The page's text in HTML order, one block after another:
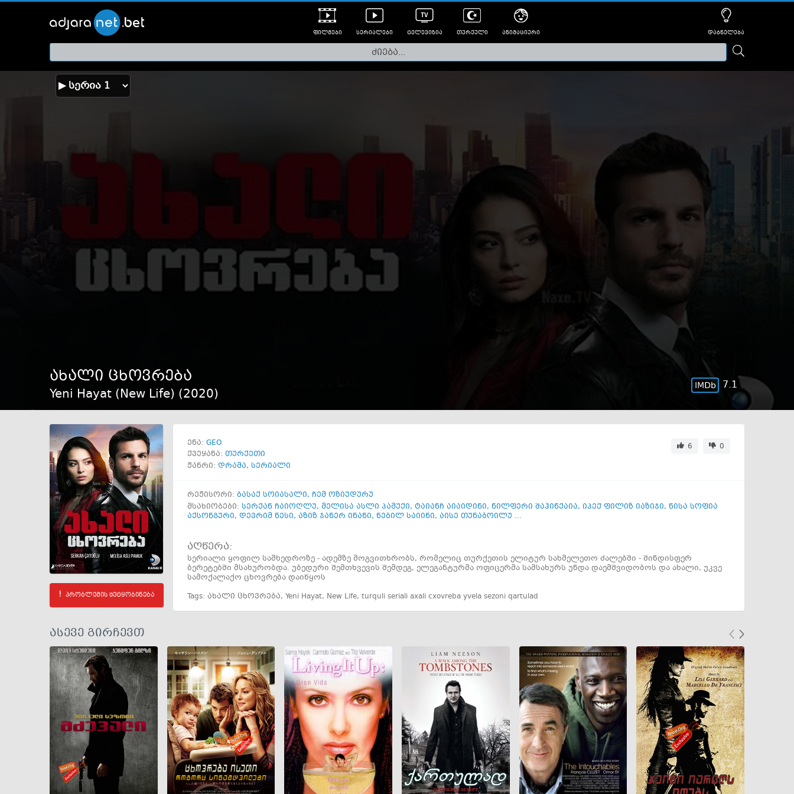
ფილმები
თრეილერები
სერიალები ტელევიზია თურქული ანიმაციური დაბნელება
ახალი ცხოვრება
Yeni Hayat (New Life) (2020)
7.1
პრობლემის შეტყობინება
ენა: GEO
ქვეყანა: თურქეთი
6
0
ჟანრი: დრამა, სერიალი
რეჟისორი: ბასაქ სოიასალი, ჩემ ოზიუდურუ
მსახიობები: სერქან ჩაიოღლუ, მელისა ასლი პამუქი, ტაიანჩ აიაიდინი, ნილფერი შაჰინქაია, იპექ ფილიზ იაზიჯი, ნისა სოფია
აქსონგური, დევრიმ ნესი, აზიზ ჯანერ ინანი, ნებილ საიინი, აისე თუნაბოილუ ...
აღწერა:
სერიალი ყოფილ სამხედროზე - ადემზე მოგვითხრობს, რომელიც თურქეთის ელიტურ სახმელეთო ძალებში - შინდისფერ
ბერეტებში მსახურობდა. უბედური შემთხვევის შემდეგ, ელეგანტურმა ოფიცერმა სამსახურს უნდა დაემშვიდობოს და ახალი, უკვე
სამოქალაქო ცხოვრება დაიწყოს
Tags: ახალი ცხოვრება, Yeni Hayat, New Life, turquli seriali axali cxovreba yvela sezoni qartulad
ასევე გირჩევთ